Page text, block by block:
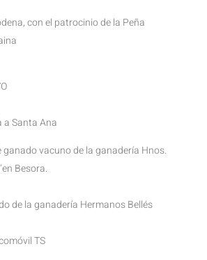
con el patrocinio de la Peña
Santa Ana
ganado vacuno de la ganadería Hnos.
Besora.
de la ganadería Hermanos Bellés
TS